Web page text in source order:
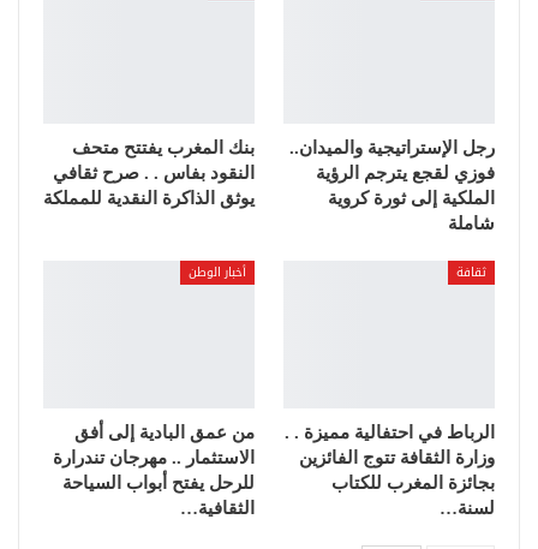
رجل الإستراتيجية والميدان..
فوزي لقجع يترجم الرؤية
الملكية إلى ثورة كروية
شاملة
بنك المغرب يفتتح متحف
النقود بفاس . . صرح ثقافي
يوثق الذاكرة النقدية للمملكة
ثقافة
الرباط في احتفالية مميزة . .
وزارة الثقافة تتوج الفائزين
بجائزة المغرب للكتاب
لسنة…
أخبار الوطن
من عمق البادية إلى أفق
الاستثمار .. مهرجان تندرارة
للرحل يفتح أبواب السياحة
الثقافية…